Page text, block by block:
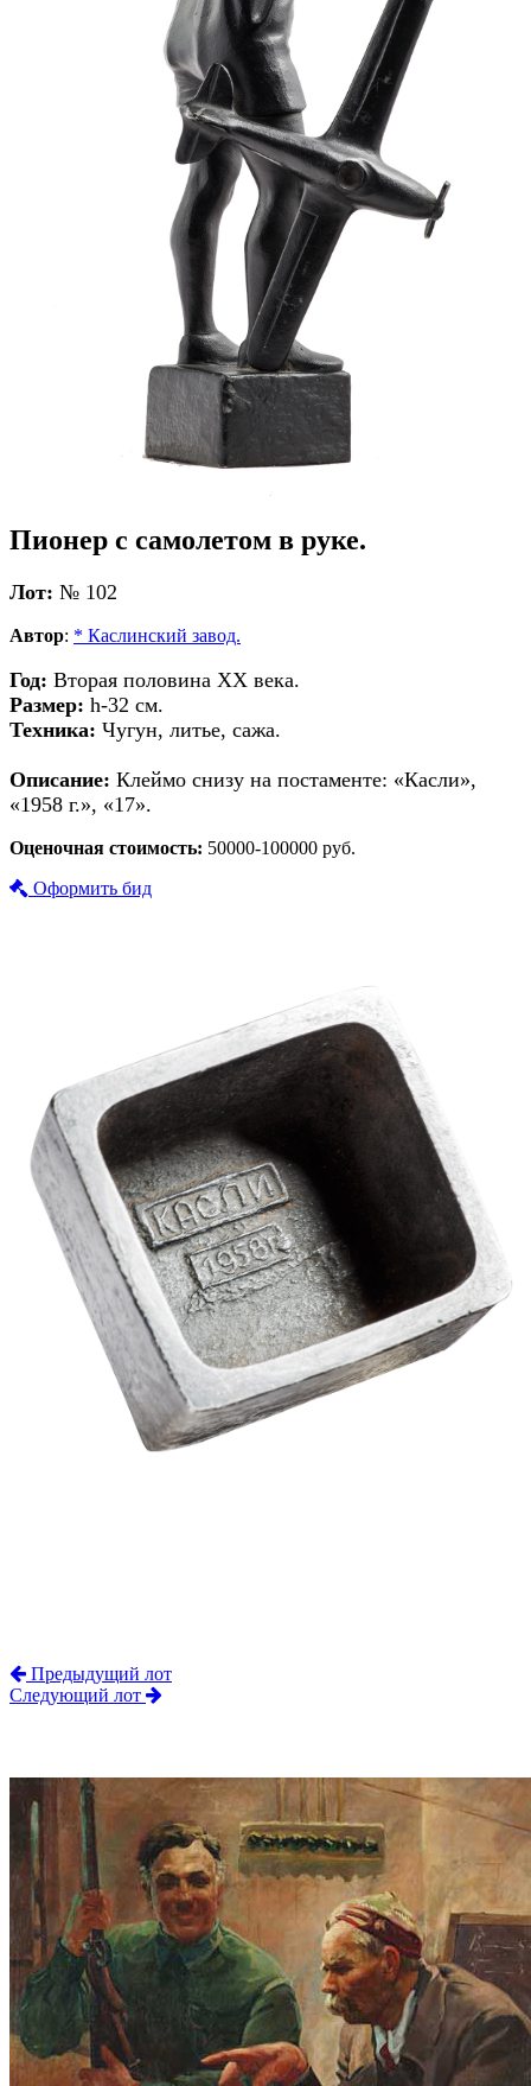
Пионер с самолетом в руке.
Лот: № 102
Автор: * Каслинский завод.
Год: Вторая половина XX века.
Размер: h-32 см.
Техника: Чугун, литье, сажа.
Описание: Клеймо снизу на постаменте: «Касли»,
«1958 г.», «17».
Оценочная стоимость: 50000-100000 руб.
Оформить бид
Предыдущий лот
Следующий лот